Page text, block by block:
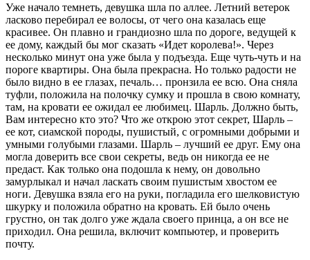
Уже начало темнеть, девушка шла по аллее. Летний ветерок
ласково перебирал ее волосы, от чего она казалась еще
красивее. Он плавно и грандиозно шла по дороге, ведущей к
ее дому, каждый бы мог сказать «Идет королева!». Через
несколько минут она уже была у подъезда. Еще чуть-чуть и на
пороге квартиры. Она была прекрасна. Но только радости не
было видно в ее глазах, печаль… пронзила ее всю. Она сняла
туфли, положила на полочку сумку и прошла в свою комнату,
там, на кровати ее ожидал ее любимец. Шарль. Должно быть,
Вам интересно кто это? Что же открою этот секрет, Шарль –
ее кот, сиамской породы, пушистый, с огромными добрыми и
умными голубыми глазами. Шарль – лучший ее друг. Ему она
могла доверить все свои секреты, ведь он никогда ее не
предаст. Как только она подошла к нему, он довольно
замурлыкал и начал ласкать своим пушистым хвостом ее
ноги. Девушка взяла его на руки, погладила его шелковистую
шкурку и положила обратно на кровать. Ей было очень
грустно, он так долго уже ждала своего принца, а он все не
приходил. Она решила, включит компьютер, и проверить
почту.